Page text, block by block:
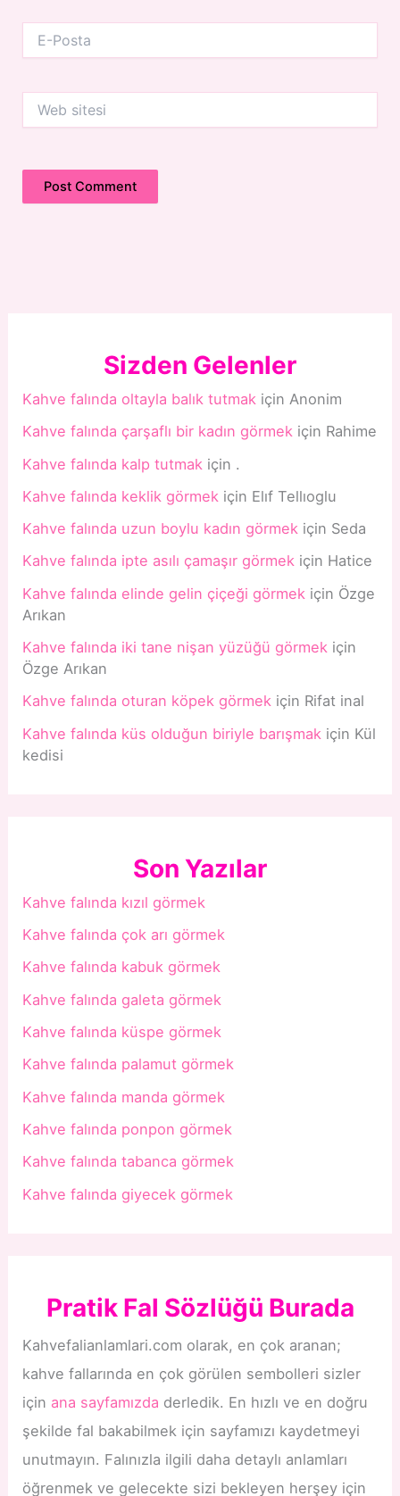
Posta
sitesi
Sizden Gelenler
Kahve falında oltayla balık tutmak için Anonim
Kahve falında çarşaflı bir kadın görmek için Rahime
Kahve falında kalp tutmak için .
Kahve falında keklik görmek için Elıf Tellıoglu
Kahve falında uzun boylu kadın görmek için Seda
Kahve falında ipte asılı çamaşır görmek için Hatice
Kahve falında elinde gelin çiçeği görmek için Özge
Arıkan
Kahve falında iki tane nişan yüzüğü görmek için
Özge Arıkan
Kahve falında oturan köpek görmek için Rifat inal
Kahve falında küs olduğun biriyle barışmak için Kül
kedisi
Son Yazılar
Kahve falında kızıl görmek
Kahve falında çok arı görmek
Kahve falında kabuk görmek
Kahve falında galeta görmek
Kahve falında küspe görmek
Kahve falında palamut görmek
Kahve falında manda görmek
Kahve falında ponpon görmek
Kahve falında tabanca görmek
Kahve falında giyecek görmek
Pratik Fal Sözlüğü Burada
Kahvefalianlamlari.com olarak, en çok aranan;
kahve fallarında en çok görülen sembolleri sizler
için ana sayfamızda derledik. En hızlı ve en doğru
şekilde fal bakabilmek için sayfamızı kaydetmeyi
unutmayın. Falınızla ilgili daha detaylı anlamları
öğrenmek ve gelecekte sizi bekleyen herşey için